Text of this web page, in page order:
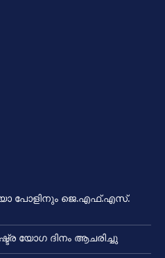
പോളിനും ജെ.എഫ്.എസ്.
യോഗ ദിനം ആചരിച്ചു